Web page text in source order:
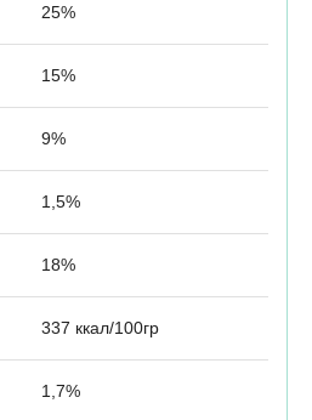
25%
15%
9%
1,5%
18%
337 ккал/100гр
1,7%